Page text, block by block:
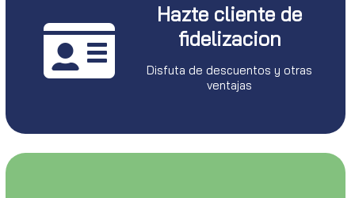
Hazte cliente de
fidelizacion
Disfuta de descuentos y otras
ventajas